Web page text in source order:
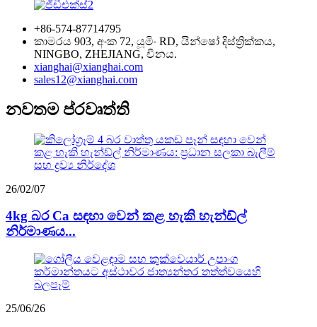
+86-574-87714795
කාමරය 903, අංක 72, යූමිං RD, යින්ෂෝ දිස්ත්‍රික්කය,
NINGBO, ZHEJIANG, චීනය.
xianghai@xianghai.com
sales12@xianghai.com
නවතම ප්රවෘත්ති
26/02/07
4kg බර Ca සඳහා වෙන් කළ හැකි හැන්ඩ්ල්
නිර්මාණය...
25/06/26